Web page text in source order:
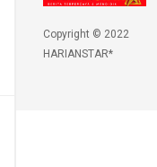
Copyright © 2022
HARIANSTAR*